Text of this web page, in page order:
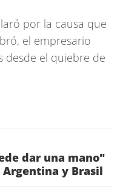
por la causa que
el empresario
desde el quiebre de
dar una mano"
y Brasil